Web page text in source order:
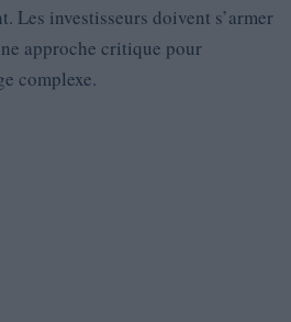
Les investisseurs doivent s’armer
approche critique pour
complexe.